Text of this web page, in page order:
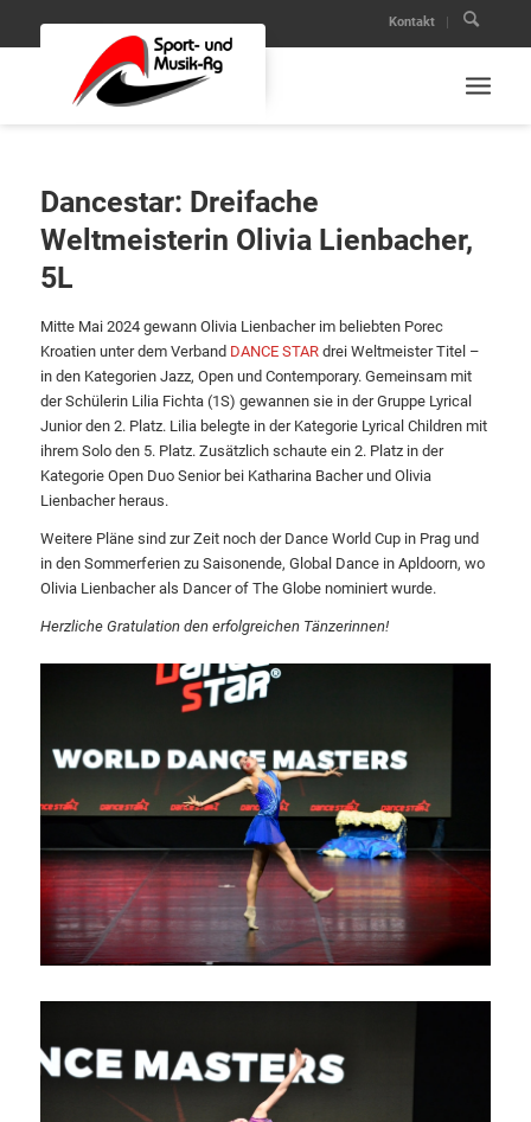
Kontakt
Dancestar: Dreifache
Weltmeisterin Olivia Lienbacher,
5L
Mitte Mai 2024 gewann Olivia Lienbacher im beliebten Porec
Kroatien unter dem Verband DANCE STARdrei Weltmeister Titel –
in den Kategorien Jazz, Open und Contemporary. Gemeinsam mit
der Schülerin Lilia Fichta (1S) gewannen sie in der Gruppe Lyrical
Junior den 2. Platz. Lilia belegte in der Kategorie Lyrical Children mit
ihrem Solo den 5. Platz.Zusätzlich schaute ein 2. Platz in der
Kategorie Open Duo Senior bei Katharina Bacher und Olivia
Lienbacher heraus.
Weitere Pläne sind zur Zeit noch der Dance World Cup in Prag und
in den Sommerferien zu Saisonende, Global Dance in Apldoorn, wo
Olivia Lienbacher als Dancer of The Globe nominiert wurde.
Herzliche Gratulation den erfolgreichen Tänzerinnen!